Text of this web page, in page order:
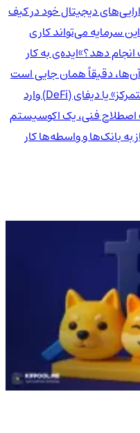
دیجیتال خود در کیف
سرمایه می‌تواند کاری
دهد؟»ایده‌ی به کار
دقیقاً همان جایی است
که دنیای هیجان‌انگیز «امور مالی غیرمتمرکز» یا دیفای (DeFi) وارد
اصطلاح فنی، یک اکوسیستم
بانک‌ها و واسطه‌ها کار